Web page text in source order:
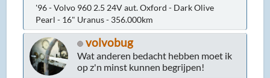
'96 - Volvo 960 2.5 24V aut. Oxford - Dark Olive
Pearl - 16" Uranus - 356.000km
volvobug
Wat anderen bedacht hebben moet ik
op z'n minst kunnen begrijpen!